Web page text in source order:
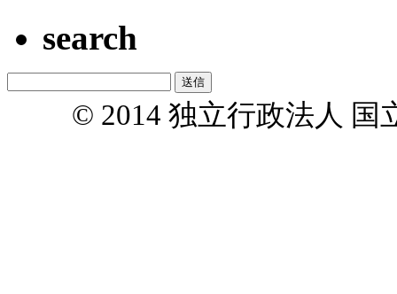
search
© 2014 独立行政法人 国